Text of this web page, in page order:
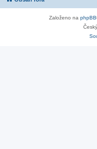
Založeno na phpBB